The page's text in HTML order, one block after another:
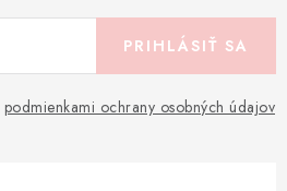
podmienkami ochrany osobných údajov
PRIHLÁSIŤ SA